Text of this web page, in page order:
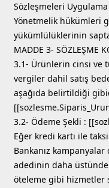
Sözleşmeleri
Yönetmelik hükümleri
yükümlülüklerinin
MADDE 3- SÖZLEŞME
3.1- Ürünlerin cinsi ve
vergiler dahil satış
aşağıda belirtildiği
3.2- Ödeme Şekli :
Eğer kredi kartı ile
Bankanız
adedinin daha
öteleme gibi hizmetler